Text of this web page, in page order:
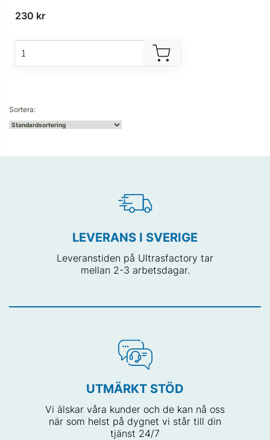
230 kr
LEVERANS I SVERIGE
Leveranstiden på Ultrasfactory tar
mellan 2-3 arbetsdagar.
UTMÄRKT STÖD
Vi älskar våra kunder och de kan nå oss
när som helst på dygnet vi står till din
tjänst 24/7